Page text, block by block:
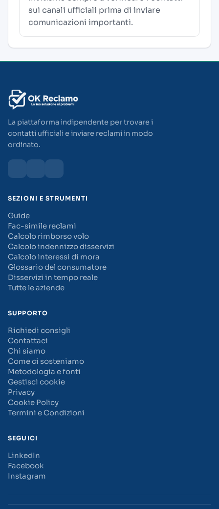
sui canali ufficiali prima di inviare
comunicazioni importanti.
La piattaforma indipendente per trovare i
contatti ufficiali e inviare reclami in modo
ordinato.
SEZIONI E STRUMENTI
Guide
Fac-simile reclami
Calcolo rimborso volo
Calcolo indennizzo disservizi
Calcolo interessi di mora
Glossario del consumatore
Disservizi in tempo reale
Tutte le aziende
SUPPORTO
Richiedi consigli
Contattaci
Chi siamo
Come ci sosteniamo
Metodologia e fonti
Gestisci cookie
Privacy
Cookie Policy
Termini e Condizioni
SEGUICI
LinkedIn
Facebook
Instagram